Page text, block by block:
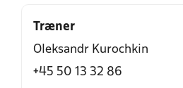
Træner
Oleksandr Kurochkin
+45 50 13 32 86